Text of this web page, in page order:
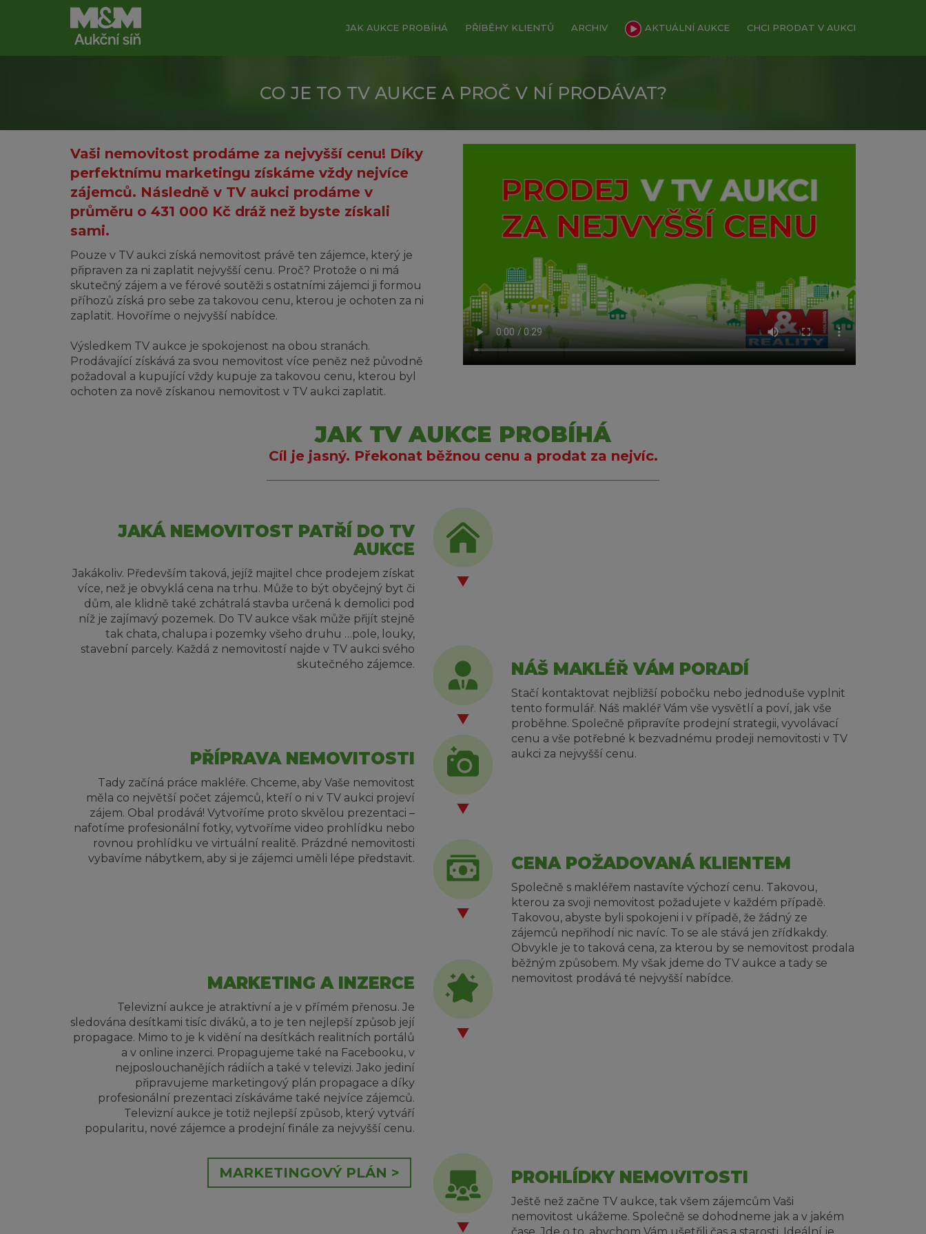
JAK AUKCE PROBÍHÁ PŘÍBĚHY KLIENTŮ ARCHIV AKTUÁLNÍ AUKCE CHCI PRODAT V AUKCI
CO JE TO TV AUKCE A PROČ V NÍ PRODÁVAT?
Vaši nemovitost prodáme za nejvyšší cenu! Díky
perfektnímu marketingu získáme vždy nejvíce
zájemců. Následně v TV aukci prodáme v
průměru o 431 000 Kč dráž než byste získali
sami.
Pouze v TV aukci získá nemovitost právě ten zájemce, který je
připraven za ni zaplatit nejvyšší cenu. Proč? Protože o ni má
skutečný zájem a ve férové soutěži s ostatními zájemci ji formou
příhozů získá pro sebe za takovou cenu, kterou je ochoten za ni
zaplatit. Hovoříme o nejvyšší nabídce.
Výsledkem TV aukce je spokojenost na obou stranách.
Prodávající získává za svou nemovitost více peněz než původně
požadoval a kupující vždy kupuje za takovou cenu, kterou byl
ochoten za nově získanou nemovitost v TV aukci zaplatit.
JAK TV AUKCE PROBÍHÁ
Cíl je jasný. Překonat běžnou cenu a prodat za nejvíc.
JAKÁ NEMOVITOST PATŘÍ DO TV
AUKCE
Jakákoliv. Především taková, jejíž majitel chce prodejem získat
více, než je obvyklá cena na trhu. Může to být obyčejný byt či
dům, ale klidně také zchátralá stavba určená k demolici pod
níž je zajímavý pozemek. Do TV aukce však může přijít stejně
tak chata, chalupa i pozemky všeho druhu …pole, louky,
stavební parcely. Každá z nemovitostí najde v TV aukci svého
skutečného zájemce.
NÁŠ MAKLÉŘ VÁM PORADÍ
Stačí kontaktovat nejbližší pobočku nebo jednoduše vyplnit
tento formulář. Náš makléř Vám vše vysvětlí a poví, jak vše
proběhne. Společně připravíte prodejní strategii, vyvolávací
cenu a vše potřebné k bezvadnému prodeji nemovitosti v TV
aukci za nejvyšší cenu.
PŘÍPRAVA NEMOVITOSTI
Tady začíná práce makléře. Chceme, aby Vaše nemovitost
měla co největší počet zájemců, kteří o ni v TV aukci projeví
zájem. Obal prodává! Vytvoříme proto skvělou prezentaci –
nafotíme profesionální fotky, vytvoříme video prohlídku nebo
rovnou prohlídku ve virtuální realitě. Prázdné nemovitosti
vybavíme nábytkem, aby si je zájemci uměli lépe představit.
CENA POŽADOVANÁ KLIENTEM
Společně s makléřem nastavíte výchozí cenu. Takovou,
kterou za svoji nemovitost požadujete v každém případě.
Takovou, abyste byli spokojeni i v případě, že žádný ze
zájemců nepřihodí nic navíc. To se ale stává jen zřídkakdy.
Obvykle je to taková cena, za kterou by se nemovitost prodala
běžným způsobem. My však jdeme do TV aukce a tady se
nemovitost prodává té nejvyšší nabídce.
MARKETING A INZERCE
Televizní aukce je atraktivní a je v přímém přenosu. Je
sledována desítkami tisíc diváků, a to je ten nejlepší způsob její
propagace. Mimo to je k vidění na desítkách realitních portálů
a v online inzerci. Propagujeme také na Facebooku, v
nejposlouchanějích rádiích a také v televizi. Jako jediní
připravujeme marketingový plán propagace a díky
profesionální prezentaci získáváme také nejvíce zájemců.
Televizní aukce je totiž nejlepší způsob, který vytváří
popularitu, nové zájemce a prodejní finále za nejvyšší cenu.
MARKETINGOVÝ PLÁN > PROHLÍDKY NEMOVITOSTI
Ještě než začne TV aukce, tak všem zájemcům Vaši
nemovitost ukážeme. Společně se dohodneme jak a v jakém